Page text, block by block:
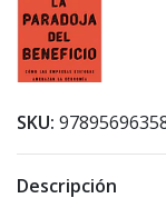
SKU:
Descripción